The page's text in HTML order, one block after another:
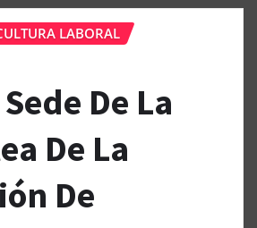
LABORAL
De La
De La
De